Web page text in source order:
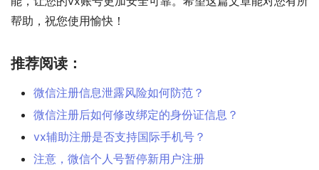
帮助，祝您使用愉快！
推荐阅读：
微信注册信息泄露风险如何防范？
微信注册后如何修改绑定的身份证信息？
vx辅助注册是否支持国际手机号？
注意，微信个人号暂停新用户注册